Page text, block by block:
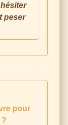
peser
pour